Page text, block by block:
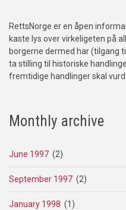
RettsNorge er en åpen
kaste lys over virkeligeten på
borgerne dermed har (tilgang
ta stilling til historiske
fremtidige handlinger skal
Monthly archive
June 1997 (2)
September 1997 (2)
January 1998 (1)